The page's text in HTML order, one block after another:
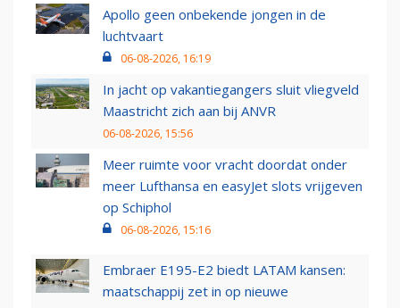
Apollo geen onbekende jongen in de
luchtvaart
06-08-2026, 16:19
In jacht op vakantiegangers sluit vliegveld
Maastricht zich aan bij ANVR
06-08-2026, 15:56
Meer ruimte voor vracht doordat onder
meer Lufthansa en easyJet slots vrijgeven
op Schiphol
06-08-2026, 15:16
Embraer E195-E2 biedt LATAM kansen:
maatschappij zet in op nieuwe